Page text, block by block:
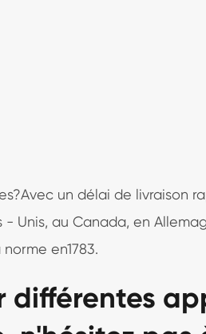
un délai de livraison
Unis, au Canada, en
en1783.
différentes